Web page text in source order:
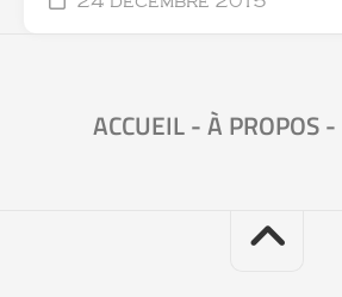
ACCUEIL-À PROPOS-